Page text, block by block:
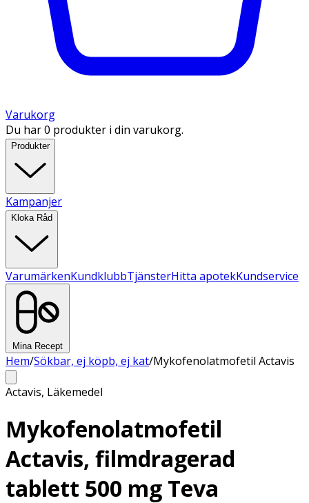
Varukorg
Du har 0 produkter i din varukorg.
Produkter
Kampanjer
Kloka Råd
VarumärkenKundklubbTjänsterHitta apotekKundservice
Mina Recept
Hem/Sökbar, ej köpb, ej kat/Mykofenolatmofetil Actavis
Actavis, Läkemedel
Mykofenolatmofetil
Actavis, filmdragerad
tablett 500 mg Teva